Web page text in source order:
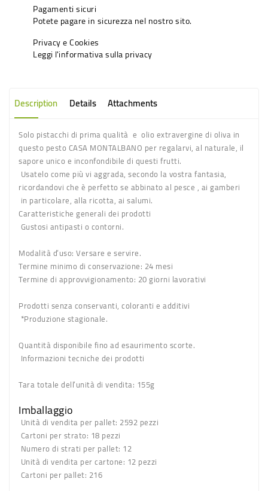
Pagamenti sicuri
Potete pagare in sicurezza nel nostro sito.
Privacy e Cookies
Leggi l'informativa sulla privacy
Description Details Attachments
Solo pistacchi di prima qualità e olio extravergine di oliva in
questo pestoCASA MONTALBANO per regalarvi, al naturale, il
sapore unico e inconfondibile di questi frutti.
Usatelo come più vi aggrada, secondo la vostra fantasia,
ricordandovi che è perfetto se abbinato al pesce , ai gamberi
in particolare, alla ricotta, ai salumi.
Caratteristiche generali dei prodotti
Gustosi antipasti o contorni.
Modalità d’uso: Versare e servire.
Termine minimo di conservazione: 24 mesi
Termine di approvvigionamento: 20 giorni lavorativi
Prodotti senza conservanti, coloranti e additivi
*Produzione stagionale.
Quantità disponibile fino ad esaurimento scorte.
Informazioni tecniche dei prodotti
Tara totale dell’unità di vendita: 155g
Imballaggio
Unità di vendita per pallet: 2592 pezzi
Cartoni per strato: 18 pezzi
Numero di strati per pallet: 12
Unità di vendita per cartone: 12 pezzi
Cartoni per pallet: 216